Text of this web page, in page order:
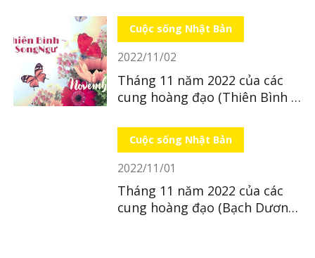
Cuộc sống Nhật Bản
2022/11/02
Tháng 11 năm 2022 của các
cung hoàng đạo (Thiên Bình ~
Cuộc sống Nhật Bản
2022/11/01
Tháng 11 năm 2022 của các
cung hoàng đạo (Bạch Dương